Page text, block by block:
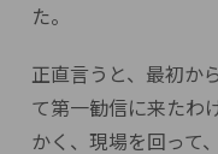
た。
正直言うと、最初か
て第一勧信に来たわ
かく、現場を回って